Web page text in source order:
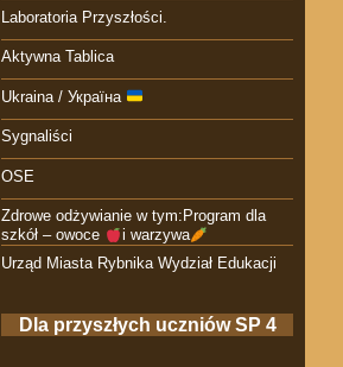
Laboratoria Przyszłości.
Aktywna Tablica
Ukraina / Україна
Sygnaliści
OSE
Zdrowe odżywianie w tym:Program dla
szkół – owoce
i warzywa
Urząd Miasta Rybnika Wydział Edukacji
Dla przyszłych uczniów SP 4